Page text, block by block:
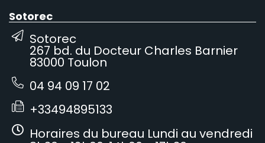
Sotorec
Sotorec
267 bd. du Docteur Charles Barnier
83000 Toulon
04 94 09 17 02
+33494895133
Horaires du bureau Lundi au vendredi